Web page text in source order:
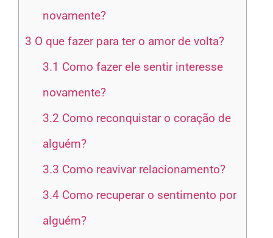
novamente?
3 O que fazer para ter o amor de volta?
3.1 Como fazer ele sentir interesse
novamente?
3.2 Como reconquistar o coração de
alguém?
3.3 Como reavivar relacionamento?
3.4Como recuperar o sentimento por
alguém?